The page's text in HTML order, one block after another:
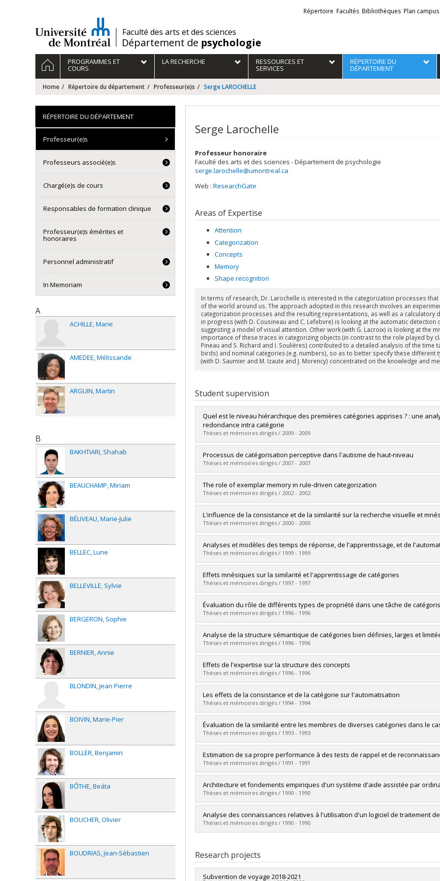
/Faculté des arts et des sciences
Département de psychologie
Liens
externes
Répertoire Facultés Bibliothèques Plan campus
Navigation
principale
HOMEPROGRAMMES ET
COURS
LA RECHERCHE RESSOURCES ET
SERVICES
RÉPERTOIRE DU
DÉPARTEMENT
Home Répertoire du département Professeur(e)s Serge LAROCHELLE
Serge Larochelle
Professeur honoraire
Faculté des arts et des sciences - Département de psychologie
serge.larochelle@umontreal.ca
Web : ResearchGate
Areas of Expertise
Attention
Categorization
Concepts
Memory
Shape recognition
In terms of research, Dr. Larochelle is interested in the categorization processes
of the world around us. The approach adopted in this research involves an
categorization processes and the resulting representations, as well as a
in progress (with D. Cousineau and C. Lefebvre) is looking at the automatic
suggesting a model of visual attention. Other work (with G. Lacroix) is looking at the
importance of these traces in categorizing objects (in contrast to the role played by
Pineau and S. Richard and I. Soulières) contributed to a detailed analysis of the
birds) and nominal categories (e.g. numbers), so as to better specify these
(with D. Saumier and M. Izaute and J. Morency) concentrated on the knowledge and
Student supervision
Quel est le niveau hiérarchique des premières catégories apprises ? : une
redondance intra catégorie
Thèses et mémoires dirigés / 2009 - 2009
Graduate :Girard, Jade
Cycle : Doctoral
Grade :Ph. D.
Lien vers le document dans Papyrus
Processus de catégorisation perceptive dans l'autisme de haut-niveau
Thèses et mémoires dirigés / 2007 - 2007
Graduate :Soulières, Isabelle
Cycle : Doctoral
Grade :Ph. D.
Lien vers le document dans Papyrus
The role of exemplar memory in rule-driven categorization
Thèses et mémoires dirigés / 2002 - 2002
Graduate :Lacroix, Guy L.
Cycle : Doctoral
Grade :Ph. D.
Lien vers le document dans Papyrus
L'influence de la consistance et de la similarité sur la recherche visuelle et
Thèses et mémoires dirigés / 2000 - 2000
Graduate :Lefebvre, Christine
Cycle : Master's
Grade :M. Sc.
Lien vers le document dans Papyrus
Analyses et modèles des temps de réponse, de l'apprentissage, et de
Thèses et mémoires dirigés / 1999 - 1999
Graduate :Cousineau, Denis
Cycle : Doctoral
Grade :Ph. D.
Lien vers le document dans Papyrus
Effets mnésiques sur la similarité et l'apprentissage de catégories
Thèses et mémoires dirigés / 1997 - 1997
Graduate :D'Arcy, Jean-François
Cycle : Doctoral
Grade :Ph. D.
Lien vers le document dans Papyrus
Évaluation du rôle de différents types de propriété dans une tâche de
Thèses et mémoires dirigés / 1996 - 1996
Graduate :Archambault, Annie
Cycle : Master's
Grade :M. Sc.
Lien vers le document dans Papyrus
Analyse de la structure sémantique de catégories bien définies, larges et
Thèses et mémoires dirigés / 1996 - 1996
Graduate :Richard, Solange
Cycle : Doctoral
Grade :Ph. D.
Lien vers le document dans Papyrus
Effets de l'expertise sur la structure des concepts
Thèses et mémoires dirigés / 1996 - 1996
Graduate :Noël, Sylvie
Cycle : Doctoral
Grade :Ph. D.
Lien vers le document dans Papyrus
Les effets de la consistance et de la catégorie sur l'automatisation
Thèses et mémoires dirigés / 1994 - 1994
Graduate :Cousineau, Denis
Cycle : Master's
Grade :M. Sc.
Lien vers le document dans Papyrus
Évaluation de la similarité entre les membres de diverses catégories dans le
Thèses et mémoires dirigés / 1993 - 1993
Graduate :Richard, Solange
Cycle : Master's
Grade :M. Sc.
Lien vers le document dans Papyrus
Estimation de sa propre performance à des tests de rappel et de
Thèses et mémoires dirigés / 1991 - 1991
Graduate : Morency, Judith
Cycle : Master's
Grade :M. Sc.
Lien vers le document dans Papyrus
Architecture et fondements empiriques d'un système d'aide assistée par
Thèses et mémoires dirigés / 1990 - 1990
Graduate :Desmarais, Michel C.
Cycle : Doctoral
Grade :Ph. D.
Analyse des connaissances relatives à l'utilisation d'un logiciel de traitement
Thèses et mémoires dirigés / 1990 - 1990
Cycle :Master's
Grade :M. Sc.
Lien vers le document dans Papyrus
Research projects
Subvention de voyage 2018-2021
RÉPERTOIRE DU DÉPARTEMENT
Professeur(e)s
Professeurs associé(e)s
Chargé(e)s de cours
Responsables de formation clinique
Professeur(e)s émérites et
honoraires
Personnel administratif
In Memoriam
A
ACHILLE Marie
AMEDEE Mélissande
ARGUIN Martin
B
BAKHTIARI Shahab
BEAUCHAMP Miriam
BÉLIVEAU Marie-Julie
BELLEC Lune
BELLEVILLE Sylvie
BERGERON Sophie
BERNIER Annie
BLONDIN Jean Pierre
BOIVIN Marie-Pier
BOLLER Benjamin
BŐTHE Beáta
BOUCHER Olivier
BOUDRIAS Jean-Sébastien